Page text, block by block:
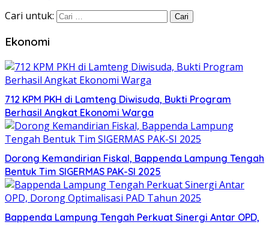
Cari untuk:
Ekonomi
712 KPM PKH di Lamteng Diwisuda, Bukti Program
Berhasil Angkat Ekonomi Warga
Dorong Kemandirian Fiskal, Bappenda Lampung Tengah
Bentuk Tim SIGERMAS PAK-SI 2025
Bappenda Lampung Tengah Perkuat Sinergi Antar OPD,